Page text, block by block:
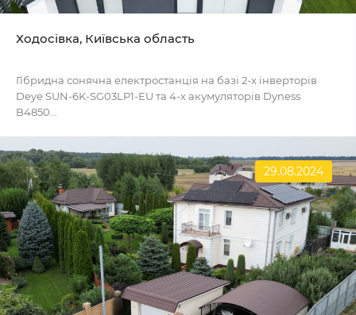
Ходосівка, Київська область
Гібридна сонячна електростанція на базі 2-х інверторів
Deye SUN-6K-SG03LP1-EU та 4-х акумуляторів Dyness
B4850...
29.08.2024